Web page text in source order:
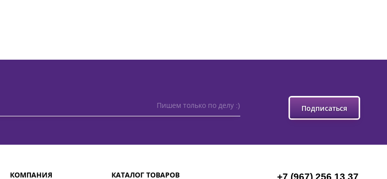
Пишем только по делу :) Подписаться
КОМПАНИЯ КАТАЛОГ ТОВАРОВ